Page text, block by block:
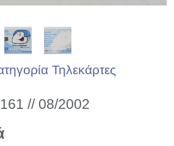
Τηλεκάρτες
// 08/2002